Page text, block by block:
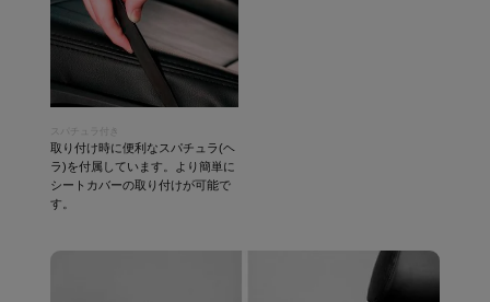
スパチュラ付き
取り付け時に便利なスパチュラ(ヘ
ラ)を付属しています。より簡単に
シートカバーの取り付けが可能で
す。